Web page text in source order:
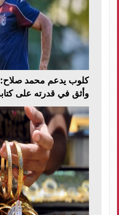
كلوب يدعم محمد صلاح:
وأثق في قدرته على